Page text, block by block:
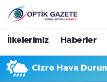
İlkelerimiz Haberler
Cizre Hava
Nöbetçi Eczaneler
Hava Durumu